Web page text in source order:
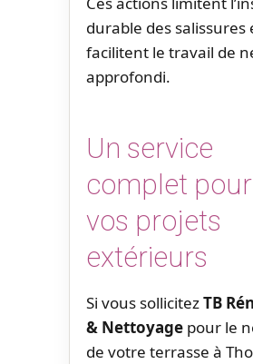
durable des salissures
facilitent le travail de
approfondi.
Un service
complet
vos projets
extérieurs
Si vous sollicitezTB
& Nettoyage pour le
de votre terrasse à